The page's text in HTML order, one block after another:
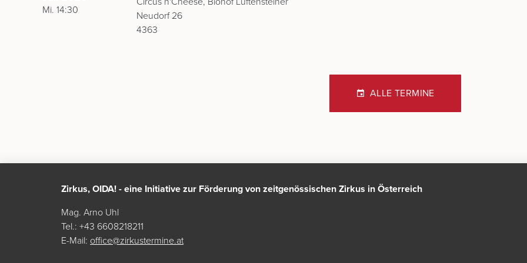
Mi. 14:30
Neudorf 26
4363
ALLE TERMINE
Zirkus, OIDA! - eine Initiative zur Förderung von zeitgenössischen Zirkus in Österreich
Mag. Arno Uhl
Tel.: +43 6608218211
E-Mail: office@zirkustermine.at